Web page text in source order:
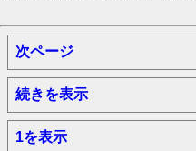
次ページ
続きを表示
1を表示